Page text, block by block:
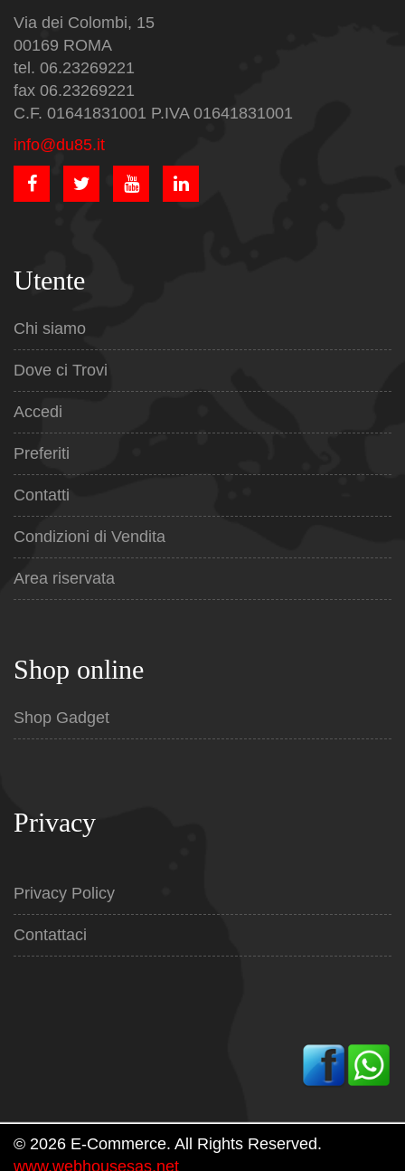
Via dei Colombi, 15
00169 ROMA
tel. 06.23269221
fax 06.23269221
C.F. 01641831001 P.IVA 01641831001
info@du85.it
Utente
Chi siamo
Dove ci Trovi
Accedi
Preferiti
Contatti
Condizioni di Vendita
Area riservata
Shop online
Shop Gadget
Privacy
Privacy Policy
Contattaci
© 2026 E-Commerce. All Rights Reserved.
www.webhousesas.net